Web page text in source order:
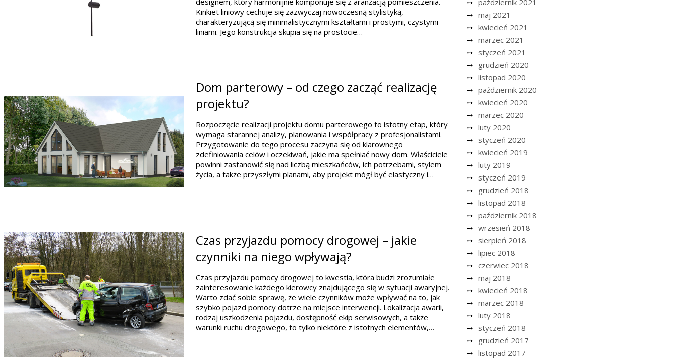
październik 2021
maj 2021
kwiecień 2021
marzec 2021
styczeń 2021
grudzień 2020
listopad 2020
październik 2020
kwiecień 2020
marzec 2020
luty 2020
styczeń 2020
kwiecień 2019
luty 2019
styczeń 2019
grudzień 2018
listopad 2018
październik 2018
wrzesień 2018
sierpień 2018
lipiec 2018
czerwiec 2018
maj 2018
kwiecień 2018
marzec 2018
luty 2018
styczeń 2018
grudzień 2017
listopad 2017
Kinkiet liniowy cechuje się zazwyczaj nowoczesną stylistyką,
charakteryzującą się minimalistycznymi kształtami i prostymi, czystymi
liniami. Jego konstrukcja skupia się na prostocie…
Dom parterowy – od czego zacząć realizację
projektu?
Rozpoczęcie realizacji projektu domu parterowego to istotny etap, który
wymaga starannej analizy, planowania i współpracy z profesjonalistami.
Przygotowanie do tego procesu zaczyna się od klarownego
zdefiniowania celów i oczekiwań, jakie ma spełniać nowy dom. Właściciele
powinni zastanowić się nad liczbą mieszkańców, ich potrzebami, stylem
życia, a także przyszłymi planami, aby projekt mógł być elastyczny i…
Czas przyjazdu pomocy drogowej – jakie
czynniki na niego wpływają?
Czas przyjazdu pomocy drogowej to kwestia, która budzi zrozumiałe
zainteresowanie każdego kierowcy znajdującego się w sytuacji awaryjnej.
Warto zdać sobie sprawę, że wiele czynników może wpływać na to, jak
szybko pojazd pomocy dotrze na miejsce interwencji. Lokalizacja awarii,
rodzaj uszkodzenia pojazdu, dostępność ekip serwisowych, a także
warunki ruchu drogowego, to tylko niektóre z istotnych elementów,…